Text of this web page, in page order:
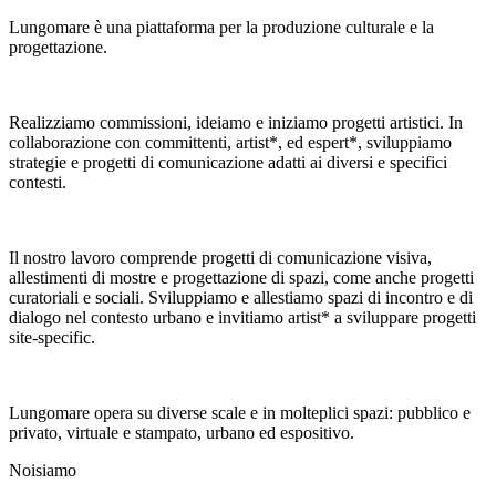
Lungomare è una piattaforma per la produzione culturale e la
progettazione.
Realizziamo commissioni, ideiamo e iniziamo progetti artistici. In
collaborazione con committenti, artist*, ed espert*, sviluppiamo
strategie e progetti di comunicazione adatti ai diversi e specifici
contesti.
Il nostro lavoro comprende progetti di comunicazione visiva,
allestimenti di mostre e progettazione di spazi, come anche progetti
curatoriali e sociali. Sviluppiamo e allestiamo spazi di incontro e di
dialogo nel contesto urbano e invitiamo artist* a sviluppare progetti
site-specific.
Lungomare opera su diverse scale e in molteplici spazi: pubblico e
privato, virtuale e stampato, urbano ed espositivo.
Noisiamo